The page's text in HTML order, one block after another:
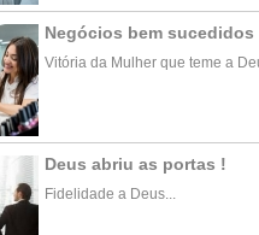
Negócios bem sucedidos
Vitória da Mulher que teme a
Deus abriu as portas !
Fidelidade a Deus...